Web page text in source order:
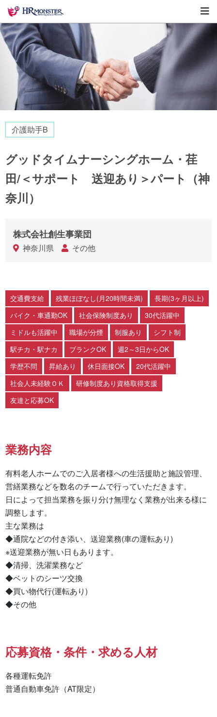
介護助手B
グッドタイムナーシングホーム・荏
田/＜サポート 送迎あり＞パート（神
奈川）
株式会社創生事業団
神奈川県 その他
交通費支給 残業ほぼなし(月20時間未満)
長期(3ヶ月以上)
バイク・車通勤OK
社会保険制度あり
30代活躍中
ミドルも活躍中
職場が分煙 制服あり
シフト制
駅チカ・駅ナカ
ブランクOK
週2～3日からOK
学歴不問
昇給あり 休日面接OK
20代活躍中
社会人未経験ＯＫ
研修制度あり資格取得支援
友達と応募OK
業務内容
有料老人ホームでのご入居者様への生活援助と施設管理、
営繕業務などを数名のチームで行っていただきます。
日によって担当業務を振り分け無理なく業務が出来る様に
調整します。
主な業務は
◆通院などの付き添い、送迎業務(車の運転あり)
※送迎業務が無い日もあります。
◆清掃、洗濯業務など
◆ベットのシーツ交換
◆買い物代行(運転あり)
◆その他
応募資格・条件・求める人材
各種運転免許
普通自動車免許（AT限定）